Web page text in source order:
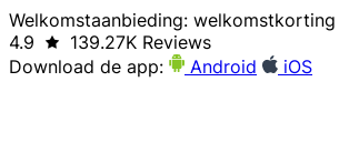
Welkomstaanbieding:
4.9
139.27K Reviews
Download de app:
Android iOS